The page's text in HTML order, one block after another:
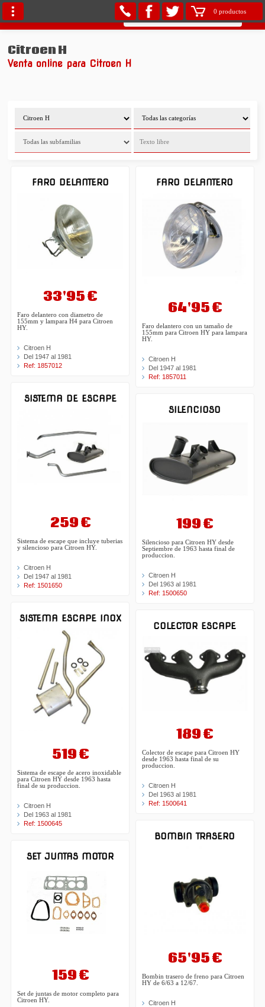
0 productos
Citroen H
Venta online para Citroen H
FARO DELANTERO
33'95 €
Faro delantero con diametro de
155mm y lampara H4 para Citroen
HY.
Citroen H
Del 1947 al 1981
Ref: 1857012
SISTEMA DE ESCAPE
259 €
Sistema de escape que incluye tuberias
y silencioso para Citroen HY.
Citroen H
Del 1947 al 1981
Ref: 1501650
SISTEMA ESCAPE INOX
519 €
Sistema de escape de acero inoxidable
para Citroen HY desde 1963 hasta
final de su produccion.
Citroen H
Del 1963 al 1981
Ref: 1500645
SET JUNTAS MOTOR
159 €
Set de juntas de motor completo para
Citroen HY.
FARO DELANTERO
64'95 €
Faro delantero con un tamaño de
155mm para Citroen HY para lampara
HY.
Citroen H
Del 1947 al 1981
Ref: 1857011
SILENCIOSO
199 €
Silencioso para Citroen HY desde
Septiembre de 1963 hasta final de
produccion.
Citroen H
Del 1963 al 1981
Ref: 1500650
COLECTOR ESCAPE
189 €
Colector de escape para Citroen HY
desde 1963 hasta final de su
produccion.
Citroen H
Del 1963 al 1981
Ref: 1500641
BOMBIN TRASERO
65'95 €
Bombin trasero de freno para Citroen
HY de 6/63 a 12/67.
Citroen H